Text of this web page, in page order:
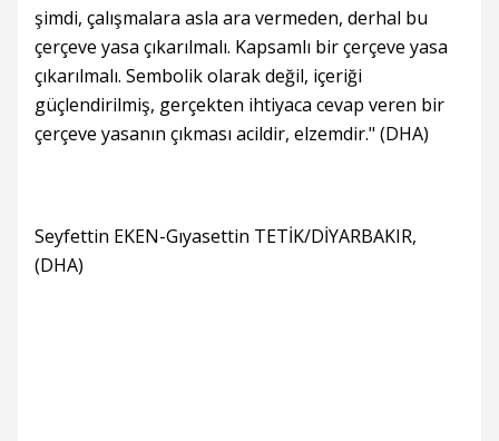
şimdi, çalışmalara asla ara vermeden, derhal bu
çerçeve yasa çıkarılmalı. Kapsamlı bir çerçeve yasa
çıkarılmalı. Sembolik olarak değil, içeriği
güçlendirilmiş, gerçekten ihtiyaca cevap veren bir
çerçeve yasanın çıkması acildir, elzemdir." (DHA)
Seyfettin EKEN-Gıyasettin TETİK/DİYARBAKIR,
(DHA)